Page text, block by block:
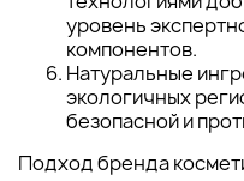
уровень
компонентов.
Натуральные
экологичных
безопасной и
Подход бренда